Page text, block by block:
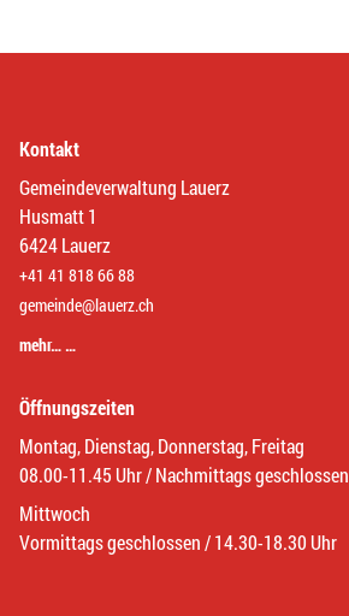
Kontakt
Gemeindeverwaltung Lauerz
Husmatt 1
6424 Lauerz
+41 41 818 66 88
gemeinde@lauerz.ch
mehr… …
Öffnungszeiten
Montag, Dienstag, Donnerstag, Freitag
08.00-11.45 Uhr / Nachmittags geschlossen
Mittwoch
Vormittags geschlossen / 14.30-18.30 Uhr